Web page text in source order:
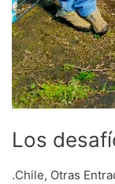
Los
.Chile, Otras